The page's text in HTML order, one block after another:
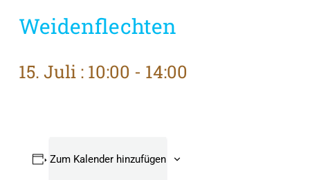
Weidenflechten
15. Juli : 10:00 - 14:00
Zum Kalender hinzufügen